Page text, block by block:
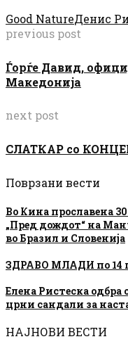
Good NatureДенис
previous post
Ѓорѓе Давид,
Македонија
next post
СЛАТКАР со
Поврзани вести
Во Кина прославена
„Пред дождот“ на
во Бразил и Словенија
ЗДРАВО МЛАДИ по 14
Елена Ристеска
црни сандали за
НАЈНОВИ ВЕСТИ